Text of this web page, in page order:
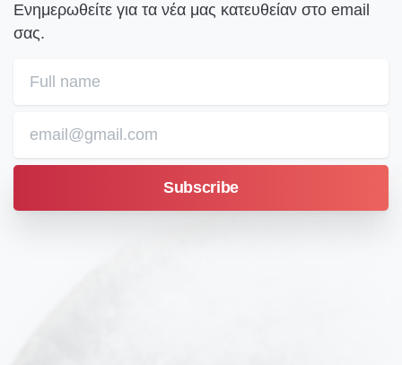
Ενημερωθείτε για τα νέα μας κατευθείαν στο email
σας.